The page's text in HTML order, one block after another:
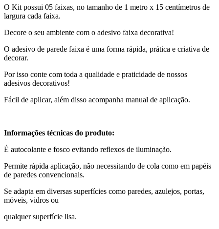
O Kit possui 05 faixas, no tamanho de 1 metro x 15 centímetros de
largura cada faixa.
Decore o seu ambiente com o adesivo faixa decorativa!
O adesivo de parede faixa é uma forma rápida, prática e criativa de
decorar.
Por isso conte com toda a qualidade e praticidade de nossos
adesivos decorativos!
Fácil de aplicar, além disso acompanha manual de aplicação.
Informações técnicas do produto:
É autocolante e fosco evitando reflexos de iluminação.
Permite rápida aplicação, não necessitando de cola como em papéis
de paredes convencionais.
Se adapta em diversas superfícies como paredes, azulejos, portas,
móveis, vidros ou
qualquer superfície lisa.